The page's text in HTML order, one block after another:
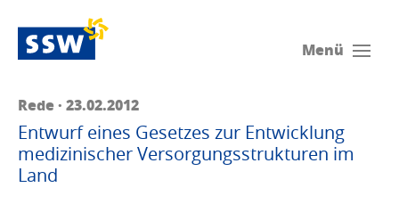
Menü
Rede · 23.02.2012
Entwurf eines Gesetzes zur Entwicklung
medizinischer Versorgungsstrukturen im
Land